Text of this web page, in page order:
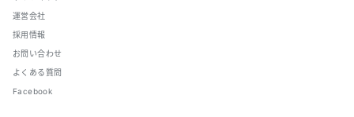
運営会社
採用情報
お問い合わせ
よくある質問
Facebook